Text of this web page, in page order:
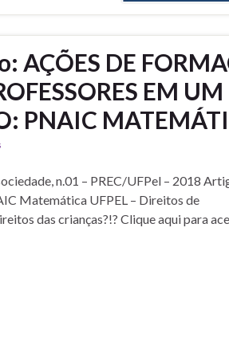
AÇÕES DE
EM
PNAIC
n.01 – PREC/UFPel – 2018
Matemática UFPEL – Direitos de
das crianças?!? Clique aqui para